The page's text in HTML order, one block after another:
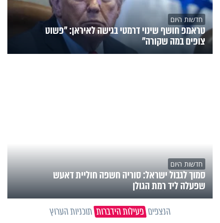
חדשות היום
טראמפ חושף שינוי דרמטי בגישה לאיראן: "פשוט
צופים במה שקורה"
חדשות היום
סמוך לגבול ישראל: סוריה חשפה חוליית דאעש
שפעלה ליד רמת הגולן
הנצפים פעילות הידברות תוכניות הערוץ